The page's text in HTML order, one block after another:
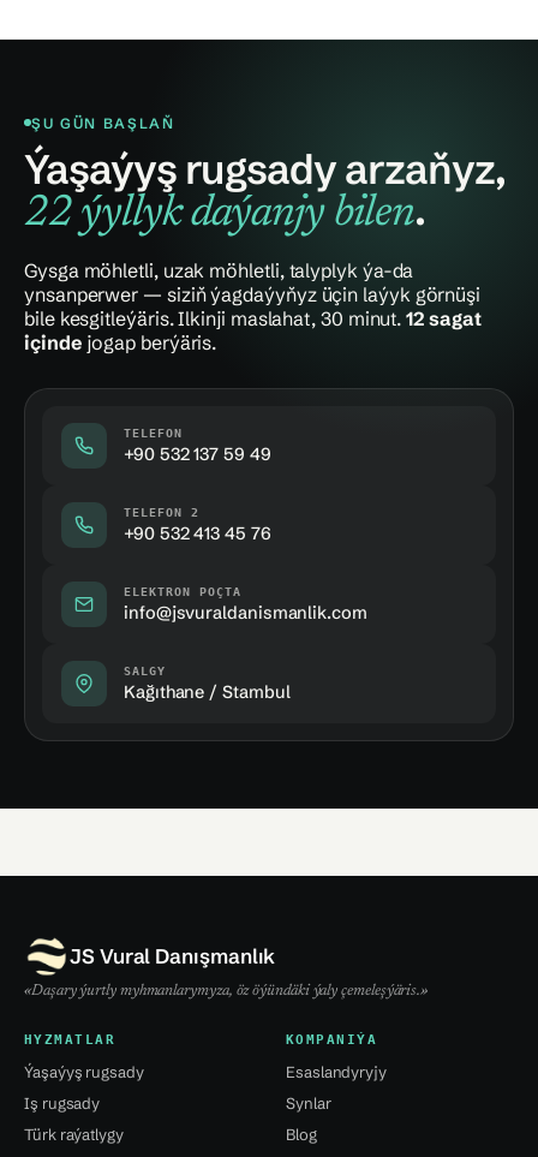
ŞU GÜN BAŞLAŇ
Ýaşaýyş rugsady arzaňyz,
22 ýyllyk daýanjy bilen.
Gysga möhletli, uzak möhletli, talyplyk ýa-da
ynsanperwer — siziň ýagdaýyňyz üçin laýyk görnüşi
bile kesgitleýäris. Ilkinji maslahat, 30 minut.12 sagat
içinde jogap berýäris.
TELEFON
+90 532 137 59 49
TELEFON 2
+90 532 413 45 76
ELEKTRON POÇTA
info@jsvuraldanismanlik.com
SALGY
Kağıthane / Stambul
JS Vural Danışmanlık
«Daşary ýurtly myhmanlarymyza, öz öýündäki ýaly çemeleşýäris.»
HYZMATLAR
Ýaşaýyş rugsady
Iş rugsady
Türk raýatlygy
KOMPANIÝA
Esaslandyryjy
Synlar
Blog